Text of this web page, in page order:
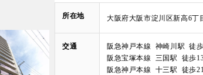
所在地 大阪府大阪市淀川区新高6丁
交通
阪急神戸本線 神崎川駅 徒
阪急宝塚本線 三国駅 徒歩
阪急神戸本線 十三駅 徒歩